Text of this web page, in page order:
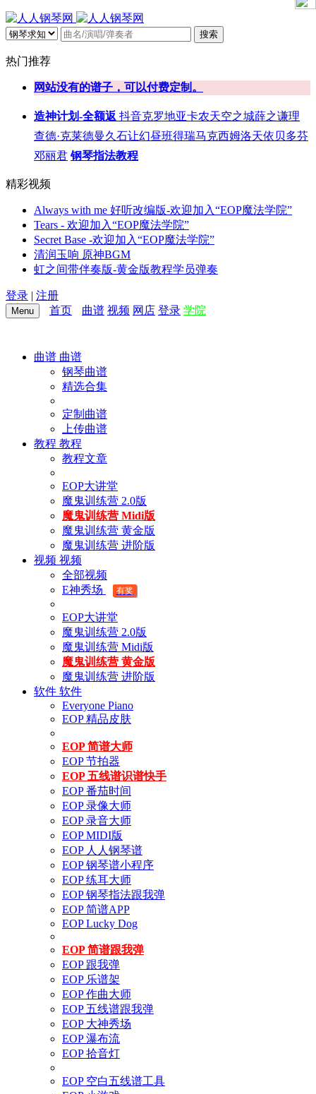
搜索
热门推荐
网站没有的谱子，可以付费定制。
造神计划-全额返 抖音克罗地亚卡农天空之城薛之谦理
查德·克莱德曼久石让幻昼班得瑞马克西姆洛天依贝多芬
邓丽君 钢琴指法教程
精彩视频
Always with me 好听改编版-欢迎加入“EOP魔法学院”
Tears - 欢迎加入“EOP魔法学院”
Secret Base -欢迎加入“EOP魔法学院”
清润玉响 原神BGM
虹之间带伴奏版-黄金版教程学员弹奏
登录 | 注册
Menu 首页 曲谱 视频 网店 登录 学院
曲谱 曲谱
钢琴曲谱
精选合集
定制曲谱
上传曲谱
教程 教程
教程文章
EOP大讲堂
魔鬼训练营 2.0版
魔鬼训练营 Midi版
魔鬼训练营 黄金版
魔鬼训练营 进阶版
视频 视频
全部视频
E神秀场
有奖
EOP大讲堂
魔鬼训练营 2.0版
魔鬼训练营 Midi版
魔鬼训练营 黄金版
魔鬼训练营 进阶版
软件 软件
Everyone Piano
EOP 精品皮肤
EOP 简谱大师
EOP 节拍器
EOP 五线谱识谱快手
EOP 番茄时间
EOP 录像大师
EOP 录音大师
EOP MIDI版
EOP 人人钢琴谱
EOP 钢琴谱小程序
EOP 练耳大师
EOP 钢琴指法跟我弹
EOP 简谱APP
EOP Lucky Dog
EOP 简谱跟我弹
EOP 跟我弹
EOP 乐谱架
EOP 作曲大师
EOP 五线谱跟我弹
EOP 大神秀场
EOP 瀑布流
EOP 拾音灯
EOP 空白五线谱工具